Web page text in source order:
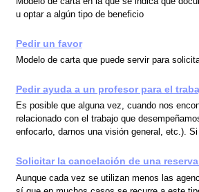
u optar a algún tipo de beneficio
Pedir un favor
Modelo de carta que puede servir para
Pedir ayuda a un profesor para el
Es posible que alguna vez, cuando nos
relacionado con el trabajo que
enfocarlo, darnos una visión general, etc.).
Solicitar la cancelación de una
Aunque cada vez se utilizan menos las